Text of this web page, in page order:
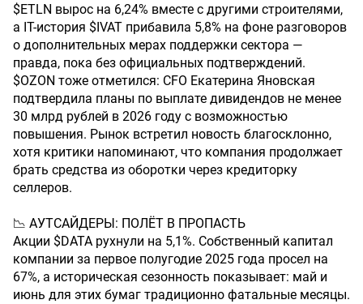
$ETLN вырос на 6,24% вместе с другими строителями,
а IT-история $IVAT прибавила 5,8% на фоне разговоров
о дополнительных мерах поддержки сектора —
правда, пока без официальных подтверждений.
$OZON тоже отметился: CFO Екатерина Яновская
подтвердила планы по выплате дивидендов не менее
30 млрд рублей в 2026 году с возможностью
повышения. Рынок встретил новость благосклонно,
хотя критики напоминают, что компания продолжает
брать средства из оборотки через кредиторку
селлеров.
📉 АУТСАЙДЕРЫ: ПОЛЁТ В ПРОПАСТЬ
Акции $DATA рухнули на 5,1%. Собственный капитал
компании за первое полугодие 2025 года просел на
67%, а историческая сезонность показывает: май и
июнь для этих бумаг традиционно фатальные месяцы.